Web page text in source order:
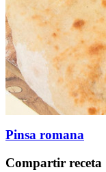
Pinsa romana
Compartir receta